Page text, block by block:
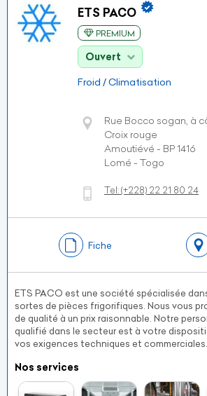
ETS PACO
PREMIUM
Ouvert
Froid / Climatisation
Rue Bocco sogan, à
Croix rouge
Amoutiévé - BP 1416
Lomé - Togo
Tel:(+228) 22 21 80 24
Fiche
ETS PACO est une société spécialisée
sortes de pièces frigorifiques. Nous vous
de qualité à un prix raisonnable. Notre
qualifié dans le secteur est à votre
vos exigences techniques et commerciales.
Nos services